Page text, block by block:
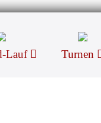
Lauf Turnen